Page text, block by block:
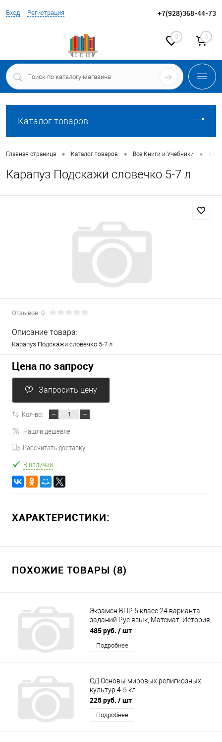
Вход Регистрация +7(928)368-44-73
0 0
Каталог товаров
Главная страница • Каталог товаров • Все Книги и Учебники •
Карапуз Подскажи словечко 5-7 л
Отзывов: 0
Описание товара:
Карапуз Подскажи словечко 5-7 л
Цена по запросу
Запросить цену
Кол-во:
Нашли дешевле
Рассчитать доставку
В наличии
ХАРАКТЕРИСТИКИ:
ПОХОЖИЕ ТОВАРЫ (8)
Экзамен ВПР 5 класс 24 варианта
заданий Рус язык, Математ, История,
Биология 24 варианта заданий
485 руб. / шт
Подробнее
СД Основы мировых религиозных
культур 4-5 кл
225 руб. / шт
Подробнее